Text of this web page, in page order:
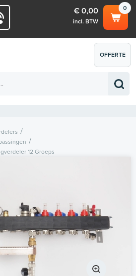
0
€ 0,00
incl. BTW
(incl. BTW) € 0,00
OFFERTE
AANVRAGEN
12 Groeps